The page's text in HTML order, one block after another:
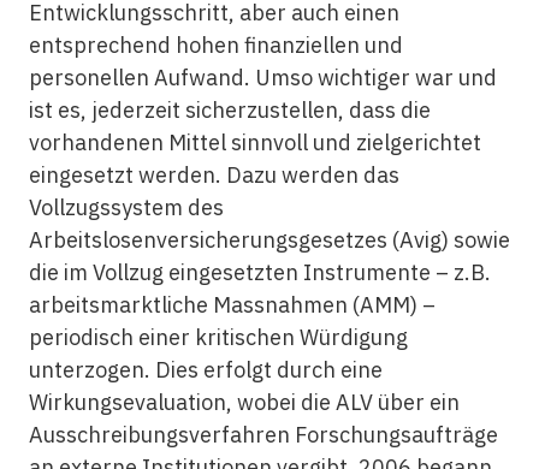
Entwicklungsschritt, aber auch einen
entsprechend hohen finanziellen und
personellen Aufwand. Umso wichtiger war und
ist es, jederzeit sicherzustellen, dass die
vorhandenen Mittel sinnvoll und zielgerichtet
eingesetzt werden. Dazu werden das
Vollzugssystem des
Arbeitslosenversicherungsgesetzes (Avig) sowie
die im Vollzug eingesetzten Instrumente – z.B.
arbeitsmarktliche Massnahmen (AMM) –
periodisch einer kritischen Würdigung
unterzogen. Dies erfolgt durch eine
Wirkungsevaluation, wobei die ALV über ein
Ausschreibungsverfahren Forschungsaufträge